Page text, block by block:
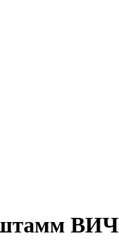
штамм ВИЧ